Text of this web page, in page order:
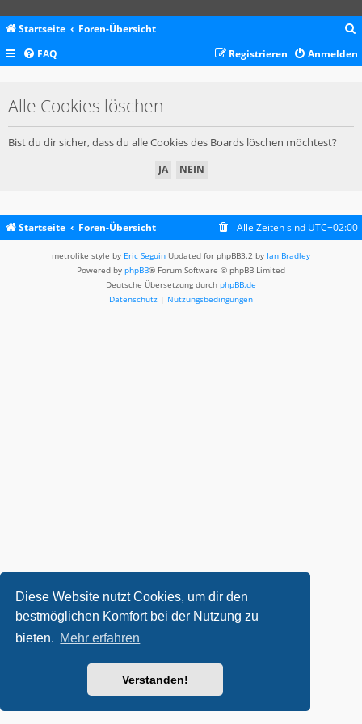
Diese Website nutzt Cookies, um dir den
bestmöglichen Komfort bei der Nutzung zu
bieten. Mehr erfahren
Verstanden!
Startseite Foren-Übersicht
c
FAQ Anmelden
Registrieren
Alle Cookies löschen
Bist du dir sicher, dass du alle Cookies des Boards löschen möchtest?
Startseite Foren-Übersicht Alle Zeiten sind UTC+02:00
metrolike style by Eric Seguin Updated for phpBB3.2 by Ian Bradley
Powered by phpBB® Forum Software © phpBB Limited
Deutsche Übersetzung durch phpBB.de
Datenschutz | Nutzungsbedingungen